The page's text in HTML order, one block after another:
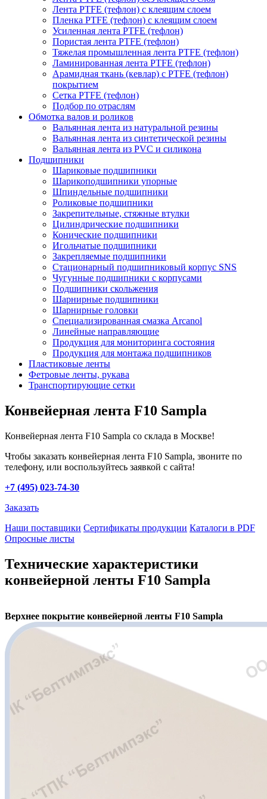
Лента PTFE (тефлон) с клеящим слоем
Пленка PTFE (тефлон) с клеящим слоем
Усиленная лента PTFE (тефлон)
Пористая лента PTFE (тефлон)
Тяжелая промышленная лента PTFE (тефлон)
Ламинированная лента PTFE (тефлон)
Арамидная ткань (кевлар) с PTFE (тефлон)
покрытием
Сетка PTFE (тефлон)
Подбор по отраслям
Обмотка валов и роликов
Вальянная лента из натуральной резины
Вальянная лента из синтетической резины
Вальянная лента из PVC и силикона
Подшипники
Шариковые подшипники
Шарикоподшипники упорные
Шпиндельные подшипники
Роликовые подшипники
Закрепительные, стяжные втулки
Цилиндрические подшипники
Конические подшипники
Игольчатые подшипники
Закрепляемые подшипники
Стационарный подшипниковый корпус SNS
Чугунные подшипники с корпусами
Подшипники скольжения
Шарнирные подшипники
Шарнирные головки
Специализированная смазка Arcanol
Линейные направляющие
Продукция для мониторинга состояния
Продукция для монтажа подшипников
Пластиковые ленты
Фетровые ленты, рукава
Транспортирующие сетки
Конвейерная лента F10 Sampla
Конвейерная лента F10 Sampla со склада в Москве!
Чтобы заказать конвейерная лента F10 Sampla, звоните по
телефону, или воспользуйтесь заявкой с сайта!
+7 (495) 023-74-30
Заказать
Наши поставщики Сертификаты продукции Каталоги в PDF
Опросные листы
Технические характеристики
конвейерной ленты F10 Sampla
Верхнее покрытие конвейерной ленты F10 Sampla